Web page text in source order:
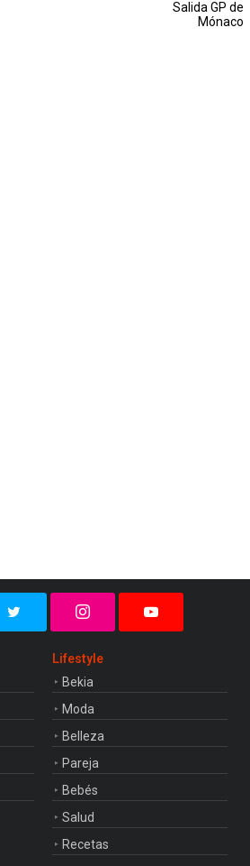
Salida GP de
Mónaco
Lifestyle
Bekia
Moda
Belleza
Pareja
Bebés
Salud
Recetas